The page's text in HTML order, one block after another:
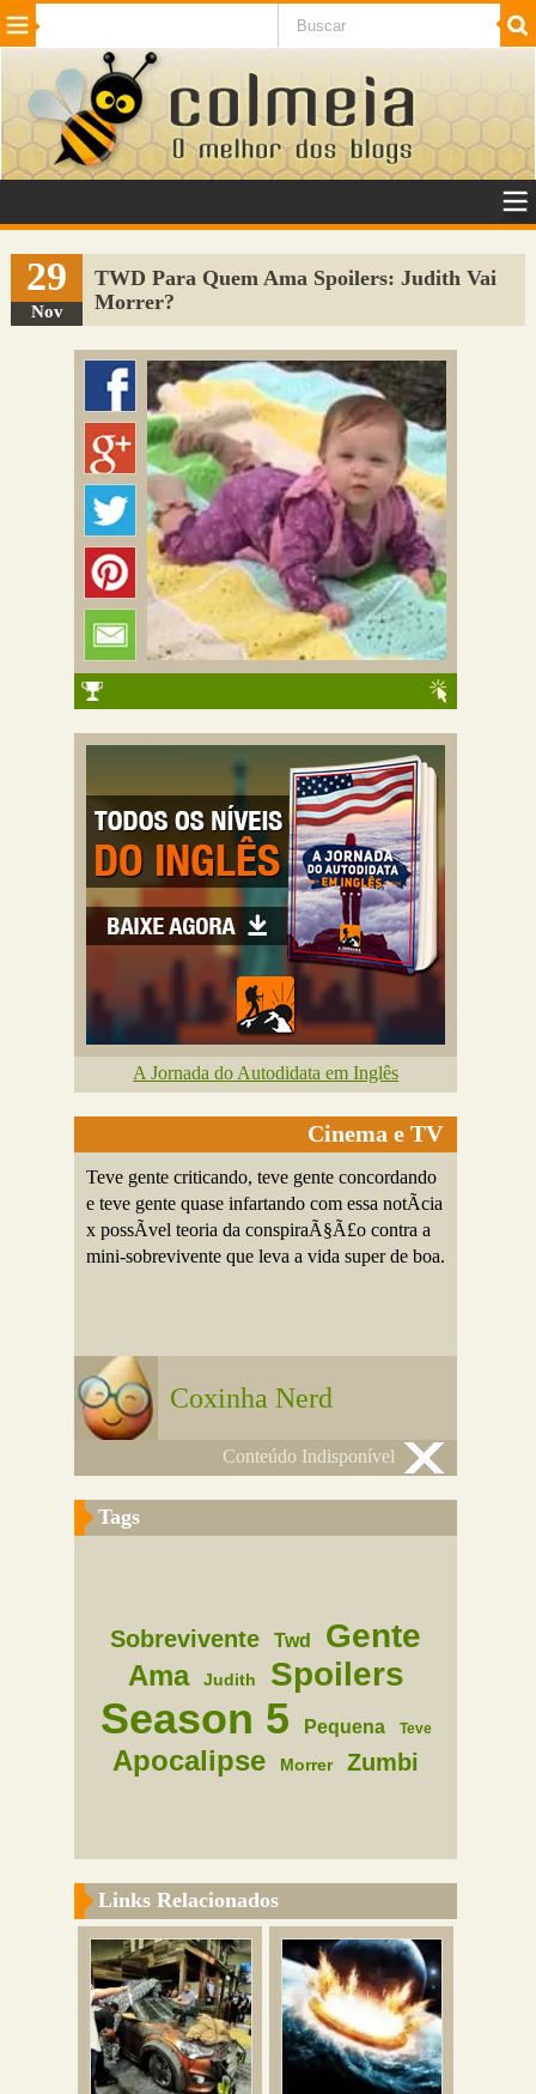
Beleza Cinema e TV
Internet Jogos NotÃ­cias SaÃºde
VeÃ­culos Adulto
Sugerir Link
Adicionar Blog
Colmeia Exchange
Perguntas Frequentes
29
Nov
TWD Para Quem Ama Spoilers: Judith Vai
Morrer?
A Jornada do Autodidata em Inglês
Cinema e TV
Teve gente criticando, teve gente concordando
e teve gente quase infartando com essa notÃ­cia
x possÃ­vel teoria da conspiraÃ§Ã£o contra a
mini-sobrevivente que leva a vida super de boa.
Coxinha Nerd
Conteúdo Indisponível
Tags
Sobrevivente Twd Gente
Ama Judith Spoilers
Season 5 Pequena Teve
Apocalipse Morrer Zumbi
Links Relacionados